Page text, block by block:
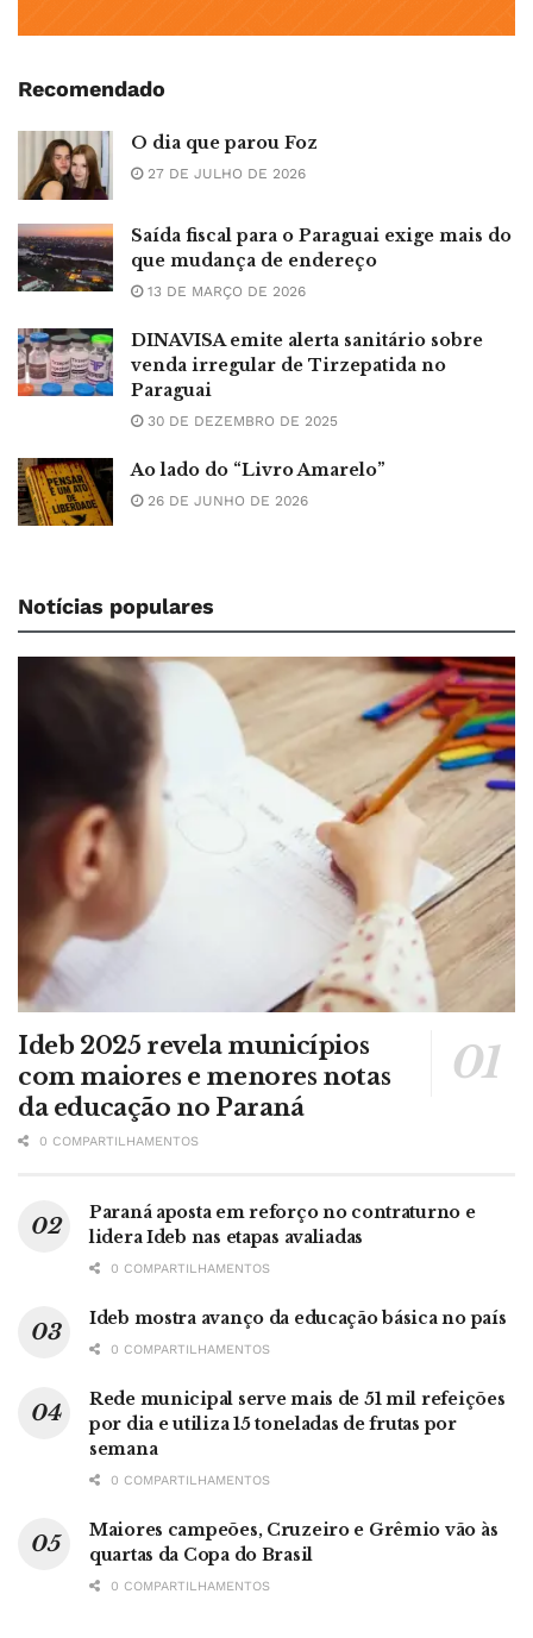
Recomendado
O dia que parou Foz
27 DE JULHO DE 2026
Saída fiscal para o Paraguai exige mais do
que mudança de endereço
13 DE MARÇO DE 2026
DINAVISA emite alerta sanitário sobre
venda irregular de Tirzepatida no
Paraguai
30 DE DEZEMBRO DE 2025
Ao lado do “Livro Amarelo”
26 DE JUNHO DE 2026
Notícias populares
Ideb 2025 revela municípios
com maiores e menores notas
da educação no Paraná
0 COMPARTILHAMENTOS
Paraná aposta em reforço no contraturno e
lidera Ideb nas etapas avaliadas
0 COMPARTILHAMENTOS
Ideb mostra avanço da educação básica no país
0 COMPARTILHAMENTOS
Rede municipal serve mais de 51 mil refeições
por dia e utiliza 15 toneladas de frutas por
semana
0 COMPARTILHAMENTOS
Maiores campeões, Cruzeiro e Grêmio vão às
quartas da Copa do Brasil
0 COMPARTILHAMENTOS